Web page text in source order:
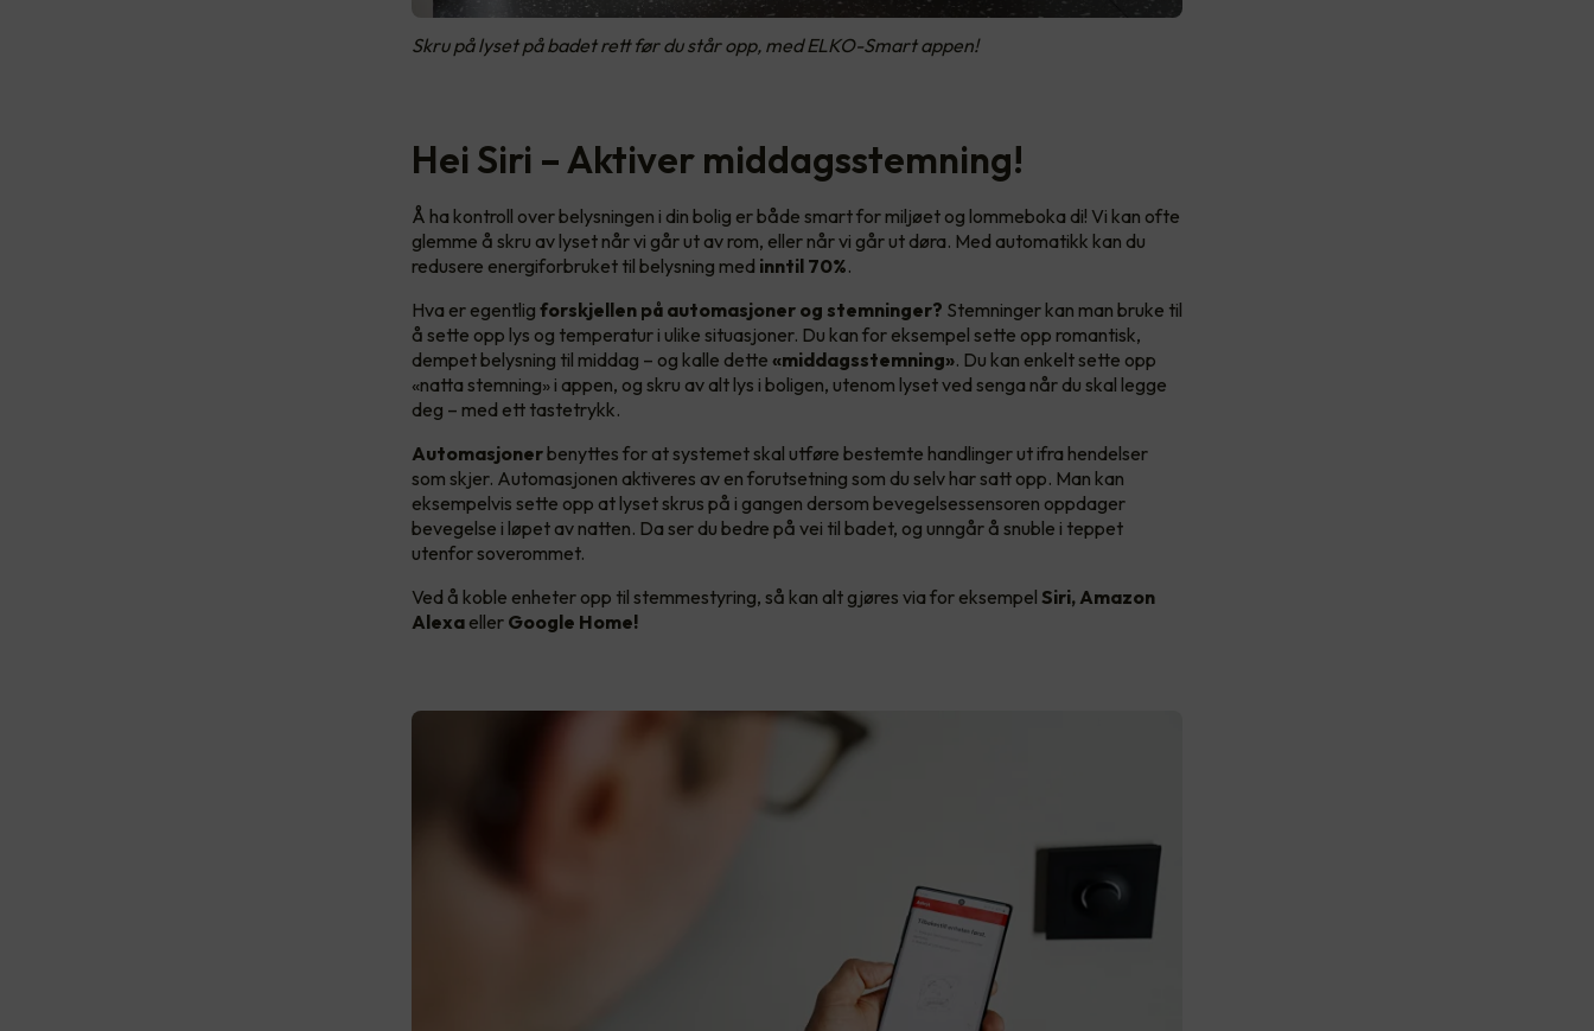
Skru på lyset på badet rett før du står opp, med ELKO-Smart appen!
Hei Siri – Aktiver middagsstemning!
Å ha kontroll over belysningen i din bolig er både smart for miljøet og lommeboka di! Vi kan ofte
glemme å skru av lyset når vi går ut av rom, eller når vi går ut døra. Med automatikk kan du
redusere energiforbruket til belysning med inntil 70%.
Hva er egentlig forskjellen på automasjoner og stemninger? Stemninger kan man bruke til
å sette opp lys og temperatur i ulike situasjoner. Du kan for eksempel sette opp romantisk,
dempet belysning til middag – og kalle dette «middagsstemning». Du kan enkelt sette opp
«natta stemning» i appen, og skru av alt lys i boligen, utenom lyset ved senga når du skal legge
deg – med ett tastetrykk.
Automasjonerbenyttes for at systemet skal utføre bestemte handlinger ut ifra hendelser
som skjer. Automasjonen aktiveres av en forutsetning som du selv har satt opp. Man kan
eksempelvis sette opp at lyset skrus på i gangen dersom bevegelsessensoren oppdager
bevegelse i løpet av natten. Da ser du bedre på vei til badet, og unngår å snuble i teppet
utenfor soverommet.
Ved å koble enheter opp til stemmestyring, så kan alt gjøres via for eksempel Siri, Amazon
Alexa eller Google Home!